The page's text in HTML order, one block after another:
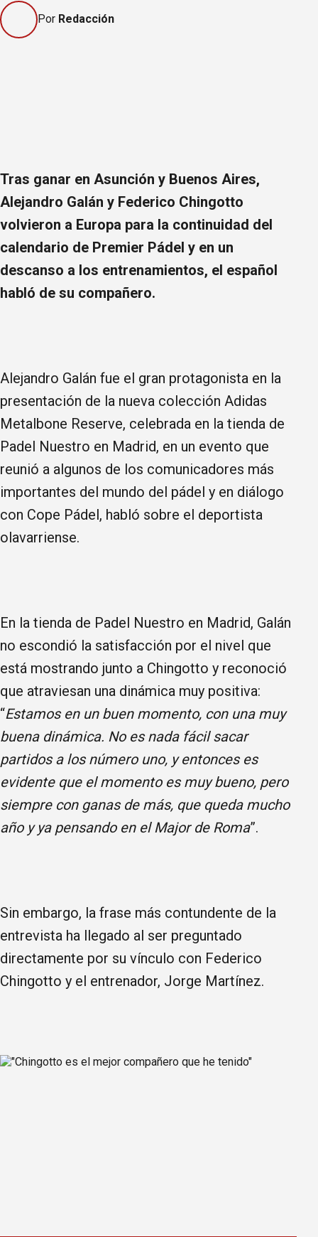
Por Redacción
Tras ganar en Asunción y Buenos Aires,
Alejandro Galán y Federico Chingotto
volvieron a Europa para la continuidad del
calendario de Premier Pádel y en un
descanso a los entrenamientos, el español
habló de su compañero.
Alejandro Galán fue el gran protagonista en la
presentación de la nueva colección Adidas
Metalbone Reserve, celebrada en la tienda de
Padel Nuestro en Madrid, en un evento que
reunió a algunos de los comunicadores más
importantes del mundo del pádel y en diálogo
con Cope Pádel, habló sobre el deportista
olavarriense.
En la tienda de Padel Nuestro en Madrid, Galán
no escondió la satisfacción por el nivel que
está mostrando junto a Chingotto y reconoció
que atraviesan una dinámica muy positiva:
“Estamos en un buen momento, con una muy
buena dinámica. No es nada fácil sacar
partidos a los número uno, y entonces es
evidente que el momento es muy bueno, pero
siempre con ganas de más, que queda mucho
año y ya pensando en el Major de Roma”.
Sin embargo, la frase más contundente de la
entrevista ha llegado al ser preguntado
directamente por su vínculo con Federico
Chingotto y el entrenador, Jorge Martínez.